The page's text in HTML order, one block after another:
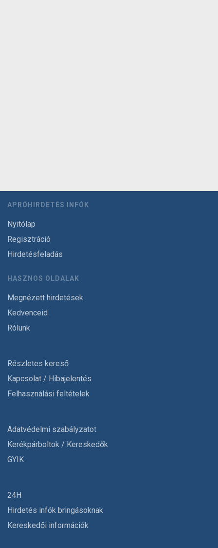
APRÓHIRDETÉS INFÓK
Nyitólap
Regisztráció
Hirdetésfeladás
HASZNOS OLDALAK
Megnézett hirdetések
Kedvenceid
Rólunk
Részletes kereső
Kapcsolat / Hibajelentés
Felhasználási feltételek
Adatvédelmi szabályzatot
Kerékpárboltok / Kereskedők
GYIK
24H
Hirdetés infók bringásoknak
Kereskedői információk